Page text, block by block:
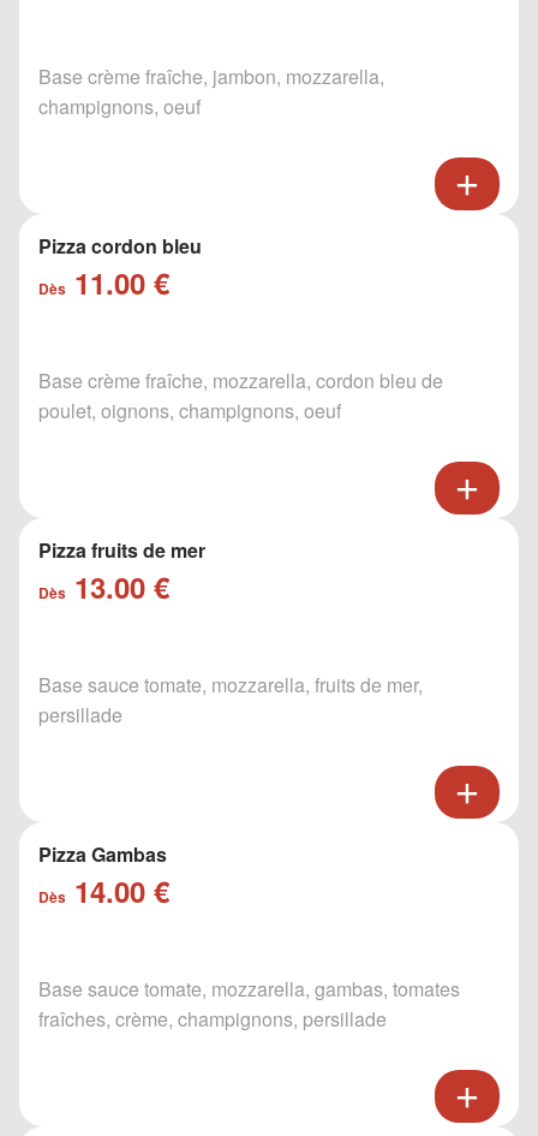
Base crème fraîche, jambon, mozzarella,
champignons, oeuf
Pizza cordon bleu
Dès 11.00 €
Base crème fraîche, mozzarella, cordon bleu de
poulet, oignons, champignons, oeuf
Pizza fruits de mer
Dès 13.00 €
Base sauce tomate, mozzarella, fruits de mer,
persillade
Pizza Gambas
Dès 14.00 €
Base sauce tomate, mozzarella, gambas, tomates
fraîches, crème, champignons, persillade